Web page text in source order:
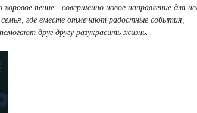
пение - совершенно новое направление для
где вместе отмечают радостные события,
друг другу разукрасить жизнь.